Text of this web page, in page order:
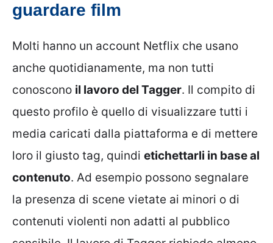
guardare film
Molti hanno un account Netflix che usano
anche quotidianamente, ma non tutti
conoscono il lavoro del Tagger. Il compito di
questo profilo è quello di visualizzare tutti i
media caricati dalla piattaforma e di mettere
loro il giusto tag, quindi etichettarli in base al
contenuto. Ad esempio possono segnalare
la presenza di scene vietate ai minori o di
contenuti violenti non adatti al pubblico